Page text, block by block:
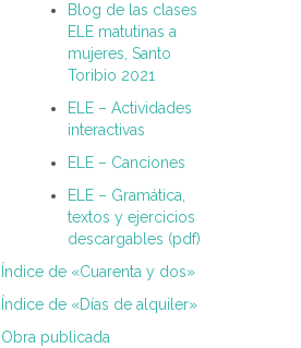
Blog de las clases
ELE matutinas a
mujeres, Santo
Toribio 2021
ELE – Actividades
interactivas
ELE – Canciones
ELE – Gramática,
textos y ejercicios
descargables (pdf)
Índice de «Cuarenta y dos»
Índice de «Días de alquiler»
Obra publicada